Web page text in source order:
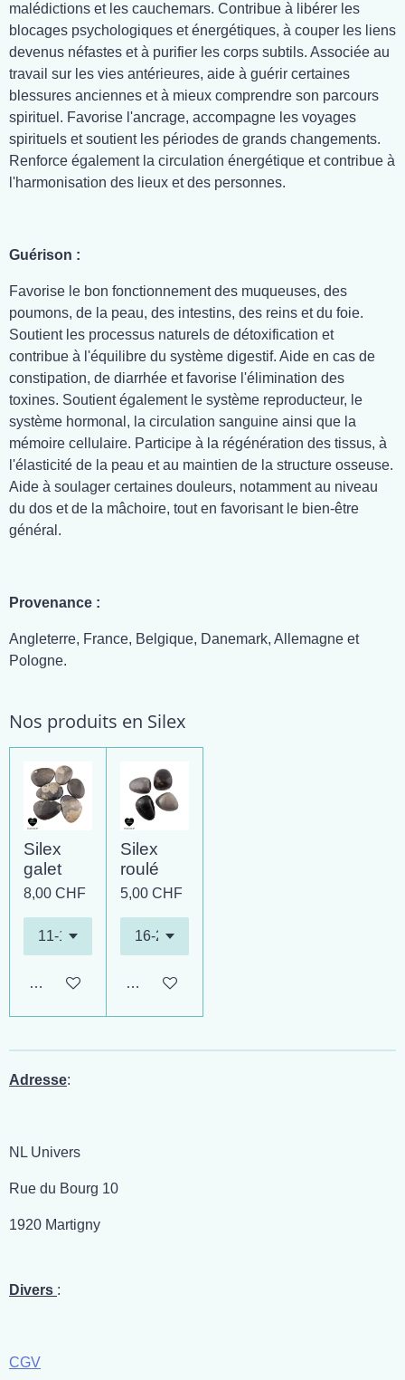
malédictions et les cauchemars. Contribue à libérer les
blocages psychologiques et énergétiques, à couper les liens
devenus néfastes et à purifier les corps subtils. Associée au
travail sur les vies antérieures, aide à guérir certaines
blessures anciennes et à mieux comprendre son parcours
spirituel. Favorise l'ancrage, accompagne les voyages
spirituels et soutient les périodes de grands changements.
Renforce également la circulation énergétique et contribue à
l'harmonisation des lieux et des personnes.
Guérison :
Favorise le bon fonctionnement des muqueuses, des
poumons, de la peau, des intestins, des reins et du foie.
Soutient les processus naturels de détoxification et
contribue à l'équilibre du système digestif. Aide en cas de
constipation, de diarrhée et favorise l'élimination des
toxines. Soutient également le système reproducteur, le
système hormonal, la circulation sanguine ainsi que la
mémoire cellulaire. Participe à la régénération des tissus, à
l'élasticité de la peau et au maintien de la structure osseuse.
Aide à soulager certaines douleurs, notamment au niveau
du dos et de la mâchoire, tout en favorisant le bien-être
général.
Provenance :
Angleterre, France, Belgique, Danemark, Allemagne et
Pologne.
Nos produits en Silex
Silex
galet
8,00 CHF
Ajouter au panier
Silex
roulé
5,00 CHF
Ajouter au panier
Adresse:
NL Univers
Rue du Bourg 10
1920 Martigny
Divers :
CGV